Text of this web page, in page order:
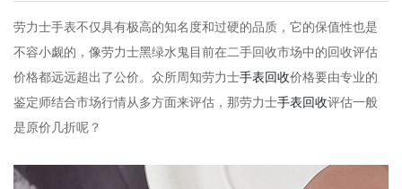
劳力士手表不仅具有极高的知名度和过硬的品质，它的保值性也是
不容小觑的，像劳力士黑绿水鬼目前在二手回收市场中的回收评估
价格都远远超出了公价。众所周知劳力士手表回收价格要由专业的
鉴定师结合市场行情从多方面来评估，那劳力士手表回收评估一般
是原价几折呢？